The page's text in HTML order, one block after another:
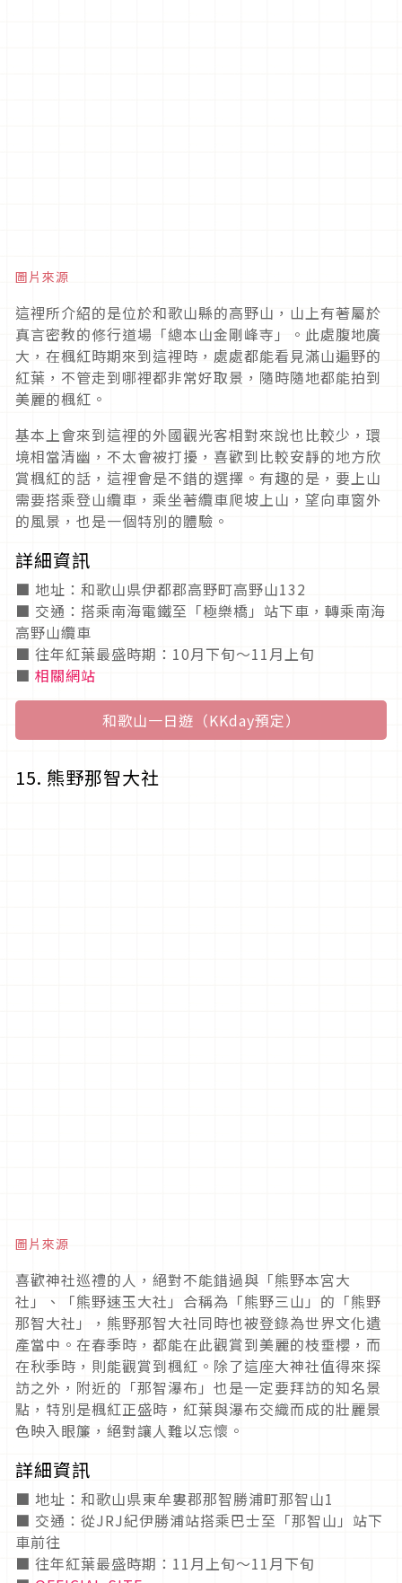
圖片來源
這裡所介紹的是位於和歌山縣的高野山，山上有著屬於
真言密教的修行道場「總本山金剛峰寺」。此處腹地廣
大，在楓紅時期來到這裡時，處處都能看見滿山遍野的
紅葉，不管走到哪裡都非常好取景，隨時隨地都能拍到
美麗的楓紅。
基本上會來到這裡的外國觀光客相對來說也比較少，環
境相當清幽，不太會被打擾，喜歡到比較安靜的地方欣
賞楓紅的話，這裡會是不錯的選擇。有趣的是，要上山
需要搭乘登山纜車，乘坐著纜車爬坡上山，望向車窗外
的風景，也是一個特別的體驗。
詳細資訊
■ 地址：和歌山県伊都郡高野町高野山132
■ 交通：搭乘南海電鐵至「極樂橋」站下車，轉乘南海
高野山纜車
■ 往年紅葉最盛時期：10月下旬～11月上旬
■ 相關網站
和歌山一日遊（KKday預定）
15. 熊野那智大社
圖片來源
喜歡神社巡禮的人，絕對不能錯過與「熊野本宮大
社」、「熊野速玉大社」合稱為「熊野三山」的「熊野
那智大社」，熊野那智大社同時也被登錄為世界文化遺
產當中。在春季時，都能在此觀賞到美麗的枝垂櫻，而
在秋季時，則能觀賞到楓紅。除了這座大神社值得來探
訪之外，附近的「那智瀑布」也是一定要拜訪的知名景
點，特別是楓紅正盛時，紅葉與瀑布交織而成的壯麗景
色映入眼簾，絕對讓人難以忘懷。
詳細資訊
■ 地址：和歌山県東牟婁郡那智勝浦町那智山1
■ 交通：從JRJ紀伊勝浦站搭乘巴士至「那智山」站下
車前往
■ 往年紅葉最盛時期：11月上旬～11月下旬